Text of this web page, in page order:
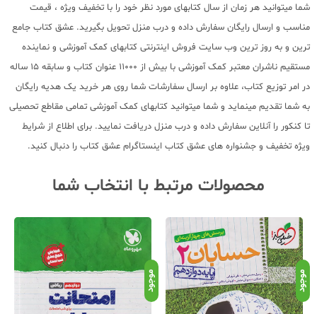
شما میتوانید هر زمان از سال کتابهای مورد نظر خود را با تخفیف ویژه ، قیمت
مناسب و ارسال رایگان سفارش داده و درب منزل تحویل بگیرید. عشق کتاب جامع
ترین و به روز ترین وب سایت فروش اینترنتی کتابهای کمک آموزشی و نماینده
مستقیم ناشران معتبر کمک آموزشی با بیش از 11000 عنوان کتاب و سابقه 15 ساله
در امر توزیع کتاب، علاوه بر ارسال سفارشات شما روی هر خرید یک هدیه رایگان
به شما تقدیم مینماید و شما میتوانید کتابهای کمک آموزشی تمامی مقاطع تحصیلی
تا کنکور را آنلاین سفارش داده و درب منزل دریافت نمایید. برای اطلاع از شرایط
ویژه تخفیف و جشنواره های عشق کتاب اینستاگرام عشق کتاب را دنبال کنید.
محصولات مرتبط با انتخاب شما
موجود موجود